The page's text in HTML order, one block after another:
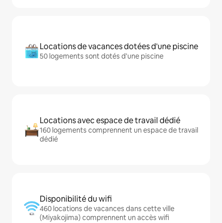
Locations de vacances dotées d'une piscine
50 logements sont dotés d'une piscine
Locations avec espace de travail dédié
160 logements comprennent un espace de travail
dédié
Disponibilité du wifi
460 locations de vacances dans cette ville
(Miyakojima) comprennent un accès wifi